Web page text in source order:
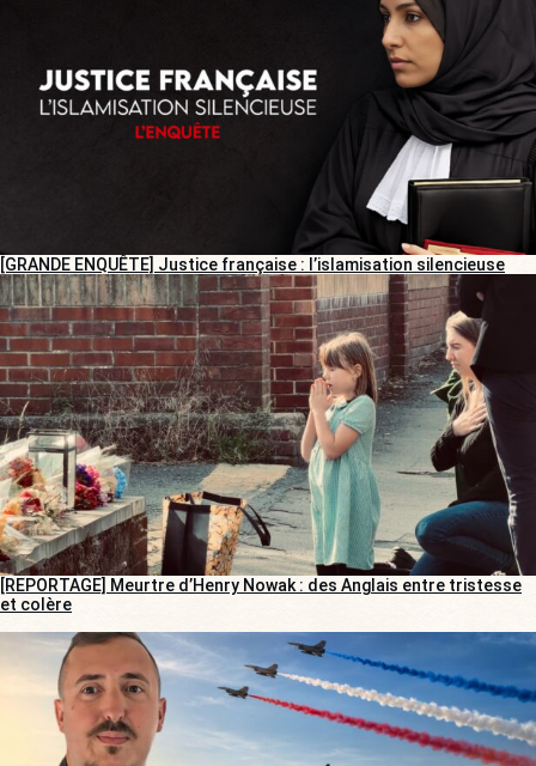
[GRANDE ENQUÊTE] Justice française : l’islamisation silencieuse
[REPORTAGE] Meurtre d’Henry Nowak : des Anglais entre tristesse
et colère